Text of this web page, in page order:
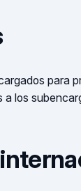
para
a los